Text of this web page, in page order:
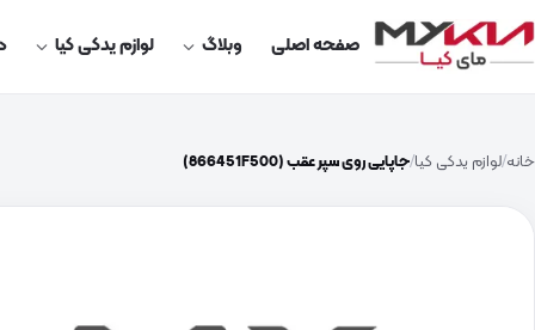
صفحه اصلی وبلاگ لوازم یدکی کیا
خانه لوازم یدکی کیا جاپایی روی سپر عقب (866451F500)